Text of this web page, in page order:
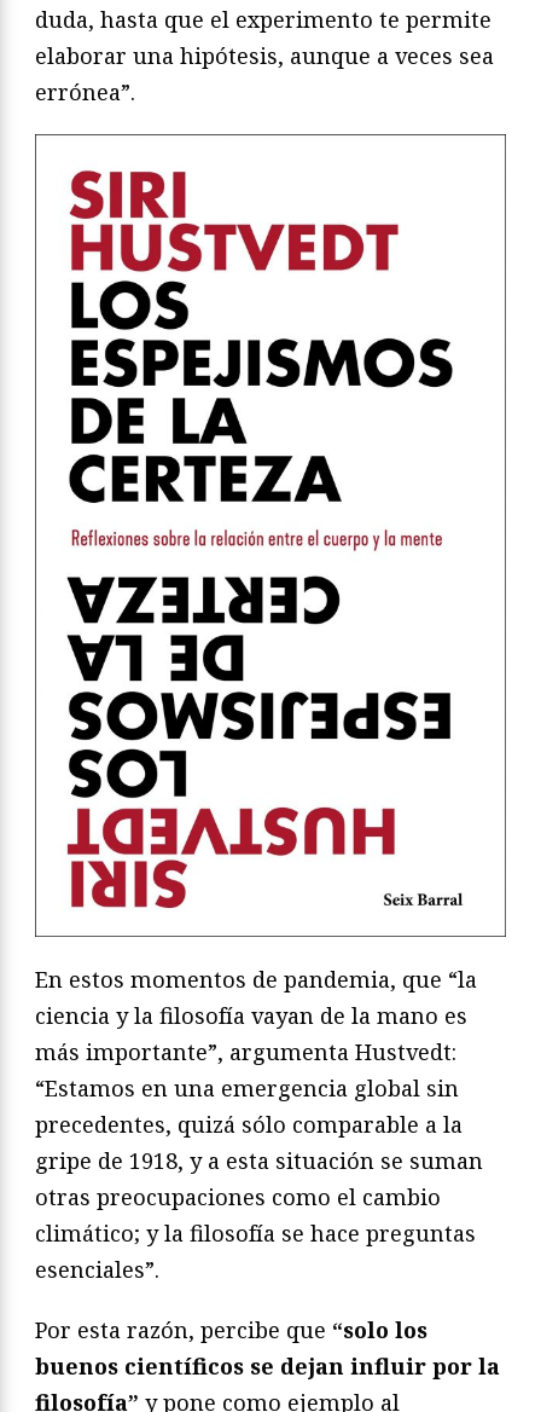
duda, hasta que el experimento te permite
elaborar una hipótesis, aunque a veces sea
errónea”.
En estos momentos de pandemia, que “la
ciencia y la filosofía vayan de la mano es
más importante”, argumenta Hustvedt:
“Estamos en una emergencia global sin
precedentes, quizá sólo comparable a la
gripe de 1918, y a esta situación se suman
otras preocupaciones como el cambio
climático; y la filosofía se hace preguntas
esenciales”.
Por esta razón, percibe que “solo los
buenos científicos se dejan influir por la
filosofía” y pone como ejemplo al